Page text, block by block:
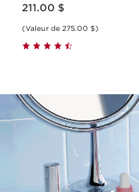
211.00 $
(Valeur de 275.00 $)